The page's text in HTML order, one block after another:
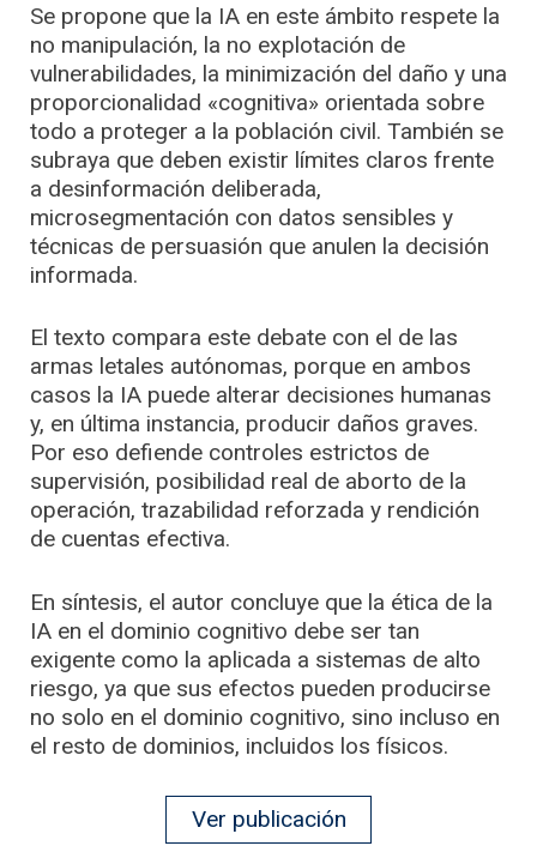
Se propone que la IA en este ámbito respete la
no manipulación, la no explotación de
vulnerabilidades, la minimización del daño y una
proporcionalidad «cognitiva» orientada sobre
todo a proteger a la población civil. También se
subraya que deben existir límites claros frente
a desinformación deliberada,
microsegmentación con datos sensibles y
técnicas de persuasión que anulen la decisión
informada.
El texto compara este debate con el de las
armas letales autónomas, porque en ambos
casos la IA puede alterar decisiones humanas
y, en última instancia, producir daños graves.
Por eso defiende controles estrictos de
supervisión, posibilidad real de aborto de la
operación, trazabilidad reforzada y rendición
de cuentas efectiva.
En síntesis, el autor concluye que la ética de la
IA en el dominio cognitivo debe ser tan
exigente como la aplicada a sistemas de alto
riesgo, ya que sus efectos pueden producirse
no solo en el dominio cognitivo, sino incluso en
el resto de dominios, incluidos los físicos.
Ver publicación